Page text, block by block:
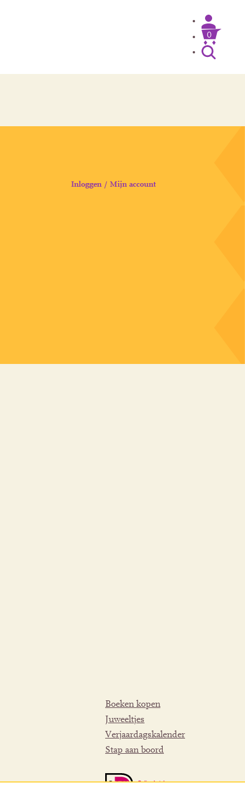
0
Inloggen / Mijn account
Boeken kopen
Juweeltjes
Verjaardagskalender
Stap aan boord